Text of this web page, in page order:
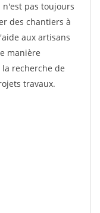
pas toujours
des chantiers à
aux artisans
manière
recherche de
travaux.